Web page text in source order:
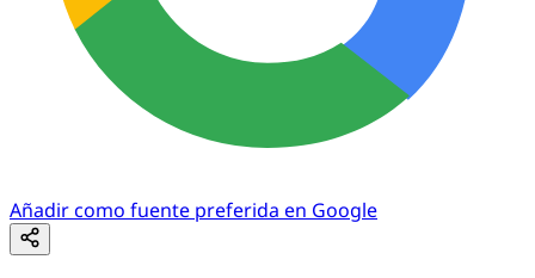
Añadir como fuente preferida en Google